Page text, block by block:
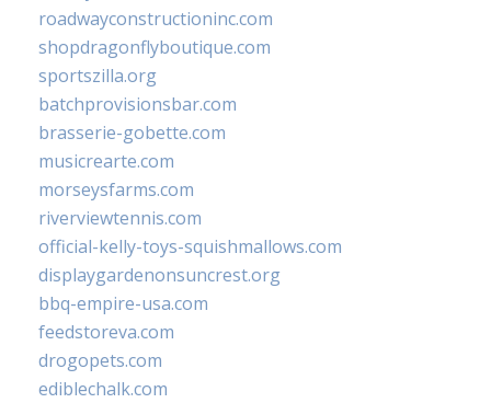
roadwayconstructioninc.com
shopdragonflyboutique.com
sportszilla.org
batchprovisionsbar.com
brasserie-gobette.com
musicrearte.com
morseysfarms.com
riverviewtennis.com
official-kelly-toys-squishmallows.com
displaygardenonsuncrest.org
bbq-empire-usa.com
feedstoreva.com
drogopets.com
ediblechalk.com